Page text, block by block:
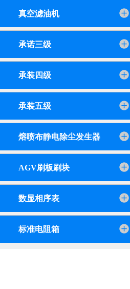
真空滤油机
承诺三级
承装四级
承装五级
熔喷布静电除尘发生器
AGV刷板刷块
数显相序表
标准电阻箱